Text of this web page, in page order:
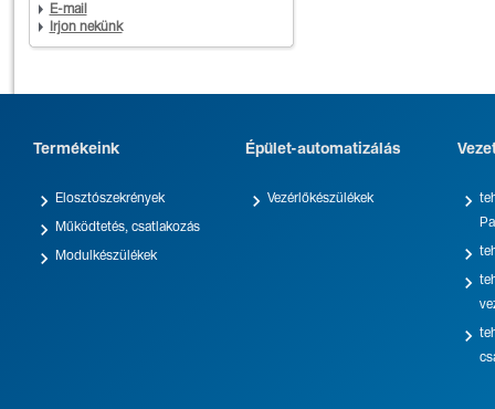
E-mail
Írjon nekünk
Termékeink
 Elosztószekrények
 Működtetés, csatlakozás
 Modulkészülékek
Épület-automatizálás
 Vezérlőkészülékek 


